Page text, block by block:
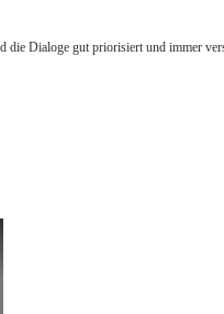
die Dialoge gut priorisiert und immer